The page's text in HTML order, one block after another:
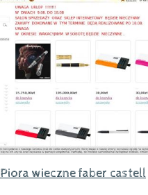
Piora wieczne faber castell